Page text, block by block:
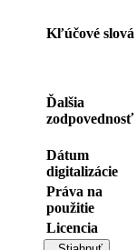
Kľúčové slová
Ďalšia
zodpovednosť
Dátum
digitalizácie
Práva na
použitie
Licencia